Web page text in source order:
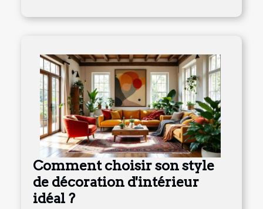
Comment choisir son style
de décoration d'intérieur
idéal ?